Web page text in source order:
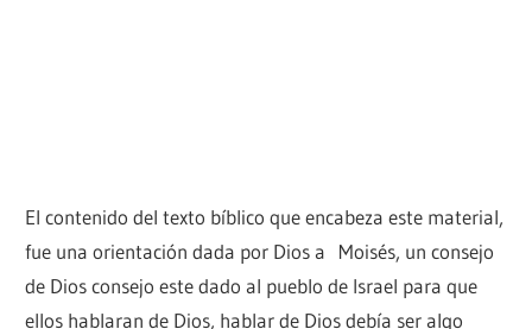
El contenido del texto bíblico que encabeza este material,
fue una orientación dada por Dios a Moisés, un consejo
de Dios consejo este dado al pueblo de Israel para que
ellos hablaran de Dios, hablar de Dios debía ser algo